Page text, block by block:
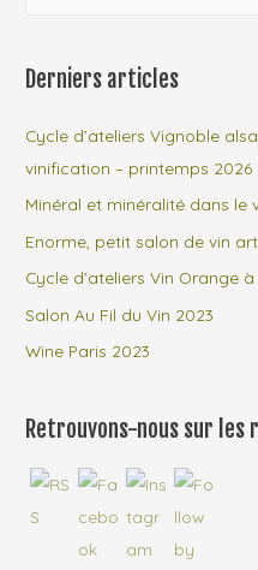
Derniers articles
Cycle d’ateliers Vignoble
vinification – printemps 2026
Minéral et minéralité dans le
Enorme, petit salon de vin
Cycle d’ateliers Vin Orange
Salon Au Fil du Vin 2023
Wine Paris 2023
Retrouvons-nous sur les